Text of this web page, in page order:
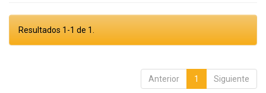
Resultados 1-1 de 1.
Anterior 1 Siguiente